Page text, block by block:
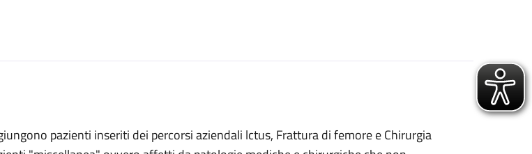
pazienti inseriti dei percorsi aziendali lctus, Frattura di femore e Chirurgia